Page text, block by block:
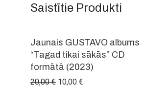
Saistītie Produkti
Jaunais GUSTAVO albums
“Tagad tikai sākās” CD
formātā (2023)
20,00€ Original price was: 20,00 €.
10,00 €